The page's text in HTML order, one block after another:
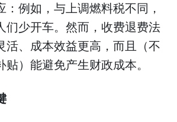
例如，与上调燃料税不同，
们少开车。然而，收费退费法
活、成本效益更高，而且（不
）能避免产生财政成本。